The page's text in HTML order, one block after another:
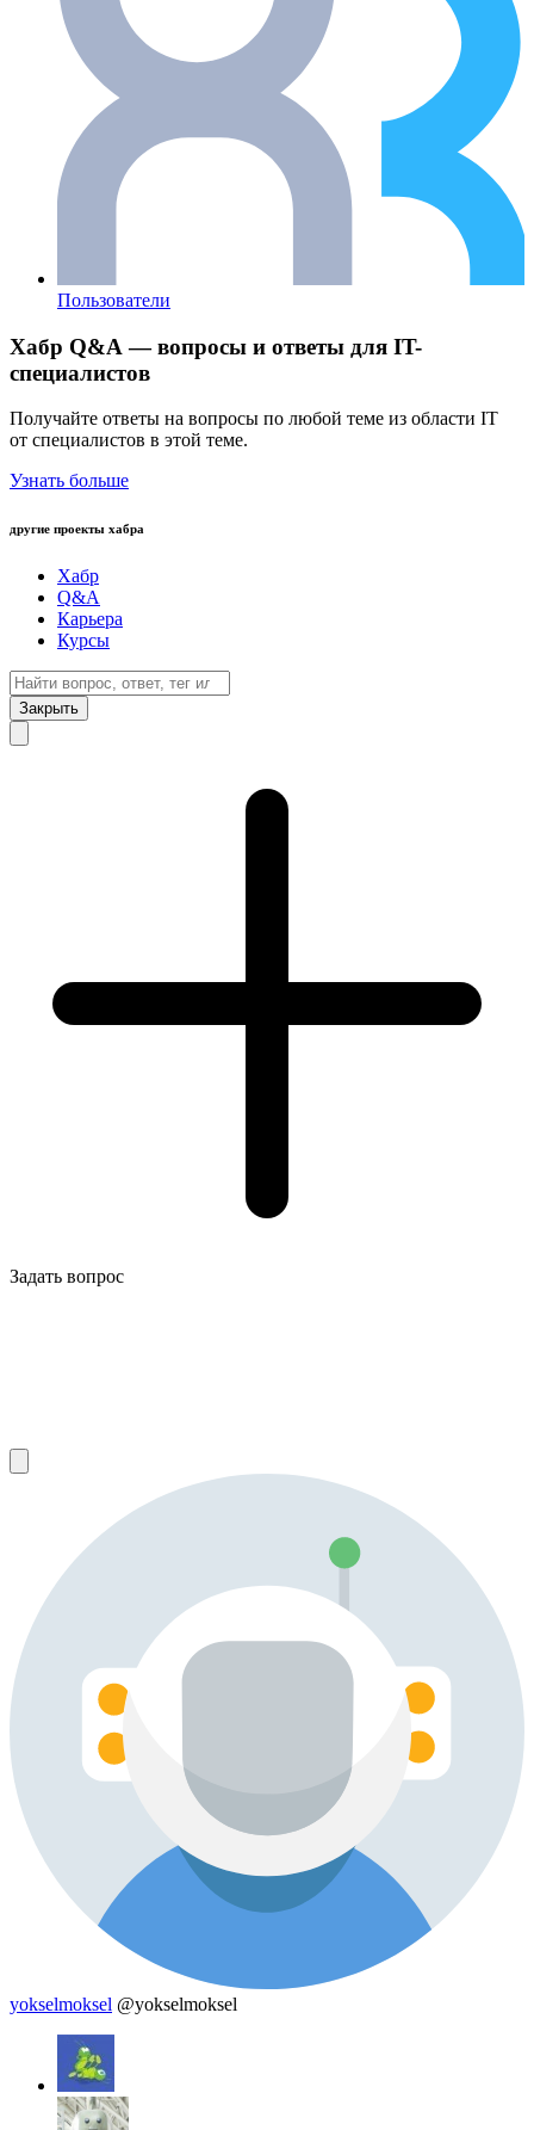
Пользователи
Хабр Q&A — вопросы и ответы для IT-
специалистов
Получайте ответы на вопросы по любой теме из области IT
от специалистов в этой теме.
Узнать больше
другие проекты хабра
Хабр
Q&A
Карьера
Курсы
Закрыть
Задать вопрос
yokselmoksel @yokselmoksel